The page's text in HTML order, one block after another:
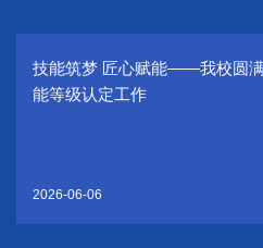
技能筑梦 匠心赋能——我校圆
能等级认定工作
2026-06-06